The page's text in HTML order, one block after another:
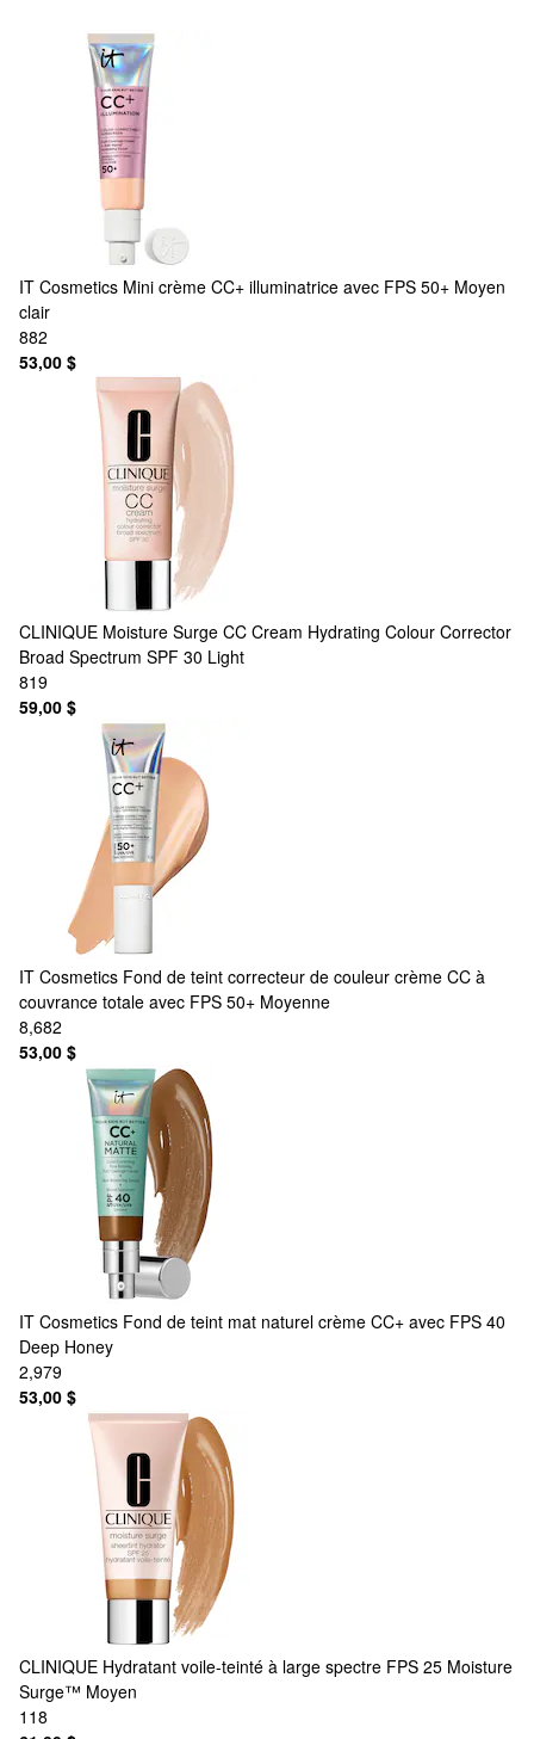
IT Cosmetics Mini crème CC+ illuminatrice avec FPS 50+ Moyen
clair
882
53,00 $
CLINIQUE Moisture Surge CC Cream Hydrating Colour Corrector
Broad Spectrum SPF 30 Light
819
59,00 $
IT Cosmetics Fond de teint correcteur de couleur crème CC à
couvrance totale avec FPS 50+ Moyenne
8,682
53,00 $
IT Cosmetics Fond de teint mat naturel crème CC+ avec FPS 40
Deep Honey
2,979
53,00 $
CLINIQUE Hydratant voile-teinté à large spectre FPS 25 Moisture
Surge™ Moyen
118